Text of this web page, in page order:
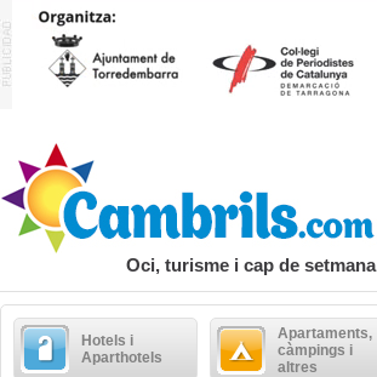
Oci, turisme i cap de setmana
Hotels i
Aparthotels
Apartaments,
càmpings i
altres